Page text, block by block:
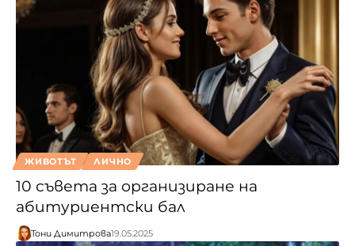
ЖИВОТЪТ ЛИЧНО
10 съвета за организиране на
абитуриентски бал
Тони Димитрова19.05.2025